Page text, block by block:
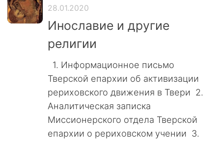
28.01.2020
Инославие и другие
религии
1. Информационное письмо
Тверской епархии об активизации
рериховского движения в Твери 2.
Аналитическая записка
Миссионерского отдела Тверской
епархии о рериховском учении 3.